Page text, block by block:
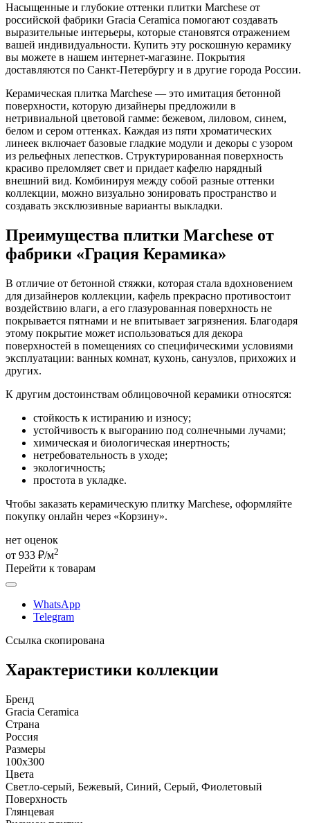
Насыщенные и глубокие оттенки плитки Marchese от
российской фабрики Gracia Ceramica помогают создавать
выразительные интерьеры, которые становятся отражением
вашей индивидуальности. Купить эту роскошную керамику
вы можете в нашем интернет-магазине. Покрытия
доставляются по Санкт-Петербургу и в другие города России.
Керамическая плитка Marchese — это имитация бетонной
поверхности, которую дизайнеры предложили в
нетривиальной цветовой гамме: бежевом, лиловом, синем,
белом и сером оттенках. Каждая из пяти хроматических
линеек включает базовые гладкие модули и декоры с узором
из рельефных лепестков. Структурированная поверхность
красиво преломляет свет и придает кафелю нарядный
внешний вид. Комбинируя между собой разные оттенки
коллекции, можно визуально зонировать пространство и
создавать эксклюзивные варианты выкладки.
Преимущества плитки Marchese от
фабрики «Грация Керамика»
В отличие от бетонной стяжки, которая стала вдохновением
для дизайнеров коллекции, кафель прекрасно противостоит
воздействию влаги, а его глазурованная поверхность не
покрывается пятнами и не впитывает загрязнения. Благодаря
этому покрытие может использоваться для декора
поверхностей в помещениях со специфическими условиями
эксплуатации: ванных комнат, кухонь, санузлов, прихожих и
других.
К другим достоинствам облицовочной керамики относятся:
стойкость к истиранию и износу;
устойчивость к выгоранию под солнечными лучами;
химическая и биологическая инертность;
нетребовательность в уходе;
экологичность;
простота в укладке.
Чтобы заказать керамическую плитку Marchese, оформляйте
покупку онлайн через «Корзину».
нет оценок
от 933 ₽/м2
Перейти к товарам
WhatsApp
Telegram
Ссылка скопирована
Характеристики коллекции
Бренд
Gracia Ceramica
Страна
Россия
Размеры
100x300
Цвета
Светло-серый, Бежевый, Синий, Серый, Фиолетовый
Поверхность
Глянцевая